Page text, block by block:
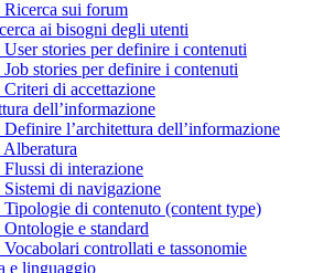
Ricerca sui forum
ai bisogni degli utenti
User stories per definire i contenuti
stories per definire i contenuti
Criteri di accettazione
dell’informazione
Definire l’architettura dell’informazione
Alberatura
Flussi di interazione
Sistemi di navigazione
Tipologie di contenuto (content type)
e standard
Vocabolari controllati e tassonomie
e linguaggio